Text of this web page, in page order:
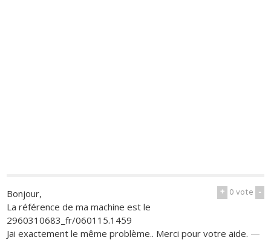
+ 0vote -
Bonjour,
La référence de ma machine est le
2960310683_fr/060115.1459
Jai exactement le même problème.. Merci pour votre aide. —